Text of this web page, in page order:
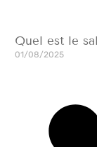
Quel est le
01/08/2025